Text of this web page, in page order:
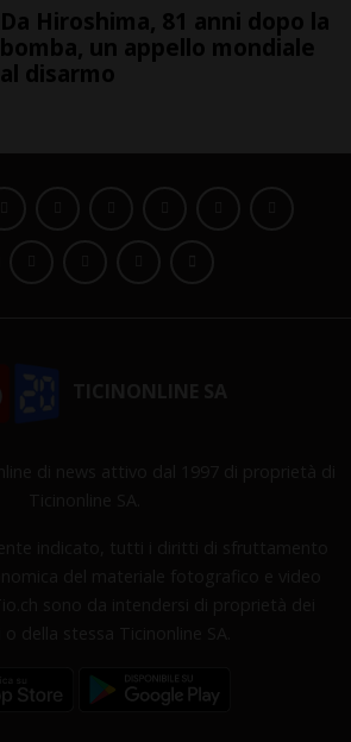
Da Hiroshima, 81 anni dopo la
bomba, un appello mondiale
al disarmo